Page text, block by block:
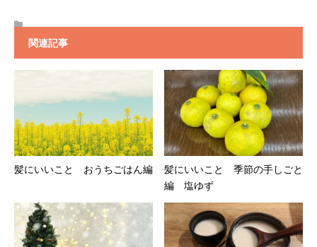
関連記事
髪にいいこと おうちごはん編
髪にいいこと 季節の手しごと
編 塩ゆず